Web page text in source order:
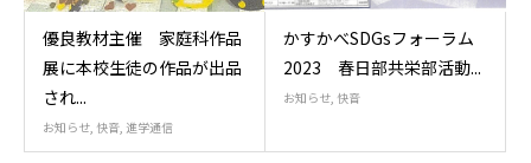
優良教材主催 家庭科作品
展に本校生徒の作品が出品
され...
お知らせ 快音 進学通信
かすかべSDGsフォーラム
2023 春日部共栄部活動...
お知らせ 快音